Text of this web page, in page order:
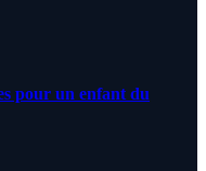
pour un enfant du